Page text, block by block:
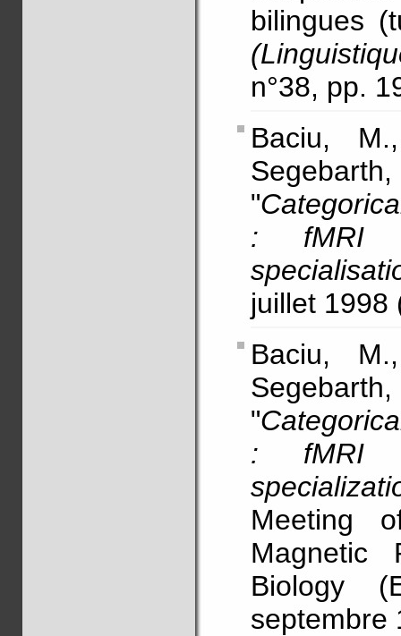
bilingues
n°38, pp.
Baciu,
"
: fMRI
juillet 1998
Baciu,
"
: fMRI
Meeting
Magnetic
Biology
septembre